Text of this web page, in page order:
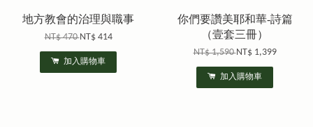
地方教會的治理與職事
NT$ 470NT$ 414
加入購物車
你們要讚美耶和華-詩篇
（壹套三冊）
NT$ 1,590NT$ 1,399
加入購物車